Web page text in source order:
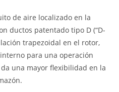
de aire localizado en la
ductos patentado tipo D (“D-
trapezoidal en el rotor,
para una operación
una mayor flexibilidad en la